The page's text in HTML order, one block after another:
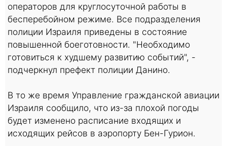
операторов для круглосуточной работы в
бесперебойном режиме. Все подразделения
полиции Израиля приведены в состояние
повышенной боеготовности. "Необходимо
готовиться к худшему развитию событий", -
подчеркнул префект полиции Данино.
В то же время Управление гражданской авиации
Израиля сообщило, что из-за плохой погоды
будет изменено расписание входящих и
исходящих рейсов в аэропорту Бен-Гурион.